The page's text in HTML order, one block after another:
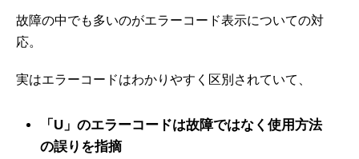
故障の中でも多いのがエラーコード表示についての対
応。
実はエラーコードはわかりやすく区別されていて、
「U」のエラーコードは故障ではなく使用方法
の誤りを指摘